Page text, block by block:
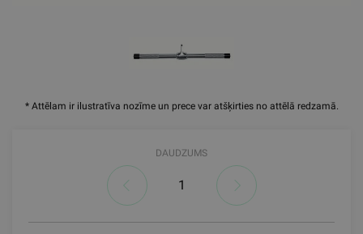
* Attēlam ir ilustratīva nozīme un prece var atšķirties no attēlā redzamā.
DAUDZUMS